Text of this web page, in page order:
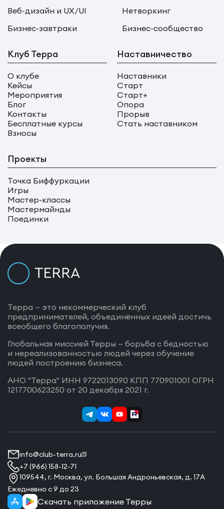
Веб-дизайн и UX/UI
Нетворкинг
Бизнес-завтраки
Бизнес-сообщество
Клуб Терра
О клубе
Кейсы
Мероприятия
Блог
Контакты
Бесплатные курсы
Взносы
Наставничество
Наставники
Старт
Старт+
Опора
Прорыв
Стать наставником
Проекты
Точка Биффуркации
Игры
Мастер-классы
Мастермайнды
Поединки
Терра — это некоммерческий клуб
предпринимателей, объединённых идеей достичь
всеобщего благополучия.
Глобальная миссией Терры — борьба с бедностью
и нереализованностью людей через обучение
людей построению бизнеса.
АНО "Терра" ИНН 9722013090 КПП 770901001 ОГРН
1217700623250 от 20 декабря 2021 г.
info@club-terra.ru
+7 (966) 158-12-71
109544, г. Москва, ул. Большая Андроньевская, д. 17А
Ежедневно с 9 до 23
Скачать приложение Терры